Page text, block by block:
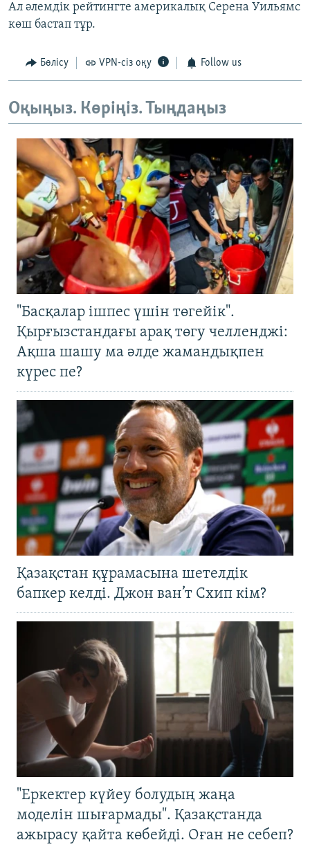
Ал әлемдік рейтингте америкалық Серена Уильямс
көш бастап тұр.
Бөлісу VPN-сіз оқу Follow us
Оқыңыз. Көріңіз. Тыңдаңыз
"Басқалар ішпес үшін төгейік".
Қырғызстандағы арақ төгу челленджі:
Ақша шашу ма әлде жамандықпен
күрес пе?
Қазақстан құрамасына шетелдік
бапкер келді. Джон ван’т Схип кім?
"Еркектер күйеу болудың жаңа
моделін шығармады". Қазақстанда
ажырасу қайта көбейді. Оған не себеп?